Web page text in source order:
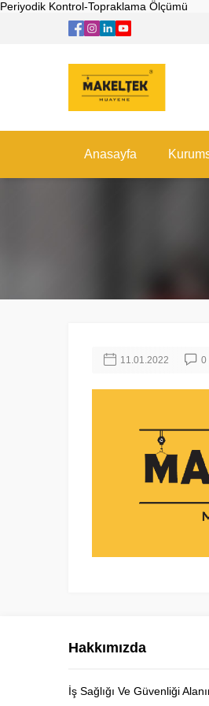
Periyodik Kontrol-Topraklama Ölçümü
Anasayfa
11.01.2022 0
Hakkımızda
İş Sağlığı Ve Güvenliği